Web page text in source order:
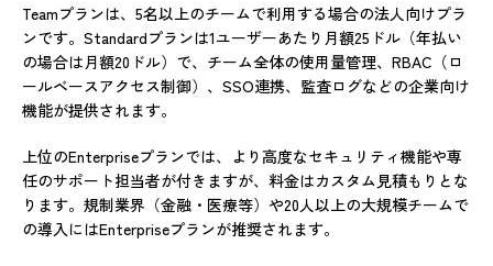
Teamプランは、5名以上のチームで利用する場合の法人向けプラ
ンです。Standardプランは1ユーザーあたり月額25ドル（年払い
の場合は月額20ドル）で、チーム全体の使用量管理、RBAC（ロ
ールベースアクセス制御）、SSO連携、監査ログなどの企業向け
機能が提供されます。
上位のEnterpriseプランでは、より高度なセキュリティ機能や専
任のサポート担当者が付きますが、料金はカスタム見積もりとな
ります。規制業界（金融・医療等）や20人以上の大規模チームで
の導入にはEnterpriseプランが推奨されます。